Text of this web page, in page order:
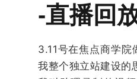
-直播回
3.11号在焦点商学院
我整个独立站建设的